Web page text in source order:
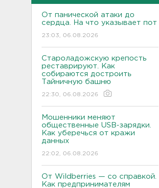
От панической атаки до
сердца. На что указывает пот
23:03, 06.08.2026
Староладожскую крепость
реставрируют. Как
собираются достроить
Тайничную башню
22:30, 06.08.2026
Мошенники меняют
общественные USB-зарядки.
Как уберечься от кражи
данных
22:02, 06.08.2026
От Wildberries — со справкой.
Как предпринимателям